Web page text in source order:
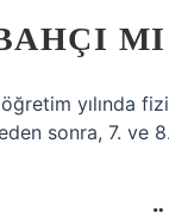
yılında
sonra, 7. ve